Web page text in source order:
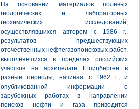
На основании материалов полевых
геологических и лабораторных
геохимических исследований,
осуществлявшихся автором с 1986 г.,
результатов предшествующих
отечественных нефтегазопоисковых работ,
выполнявшихся в пределах российских
участков на архипелаге Шпицберген в
разные периоды, начиная с 1962 г., и
опубликованной информации о
зарубежных работах в направлении
поисков нефти и газа приводится